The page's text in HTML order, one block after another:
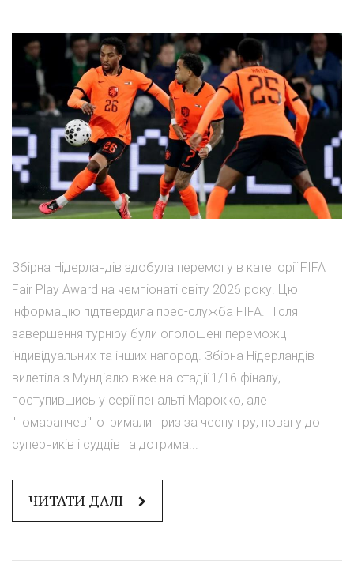
Збірна Нідерландів здобула перемогу в категорії FIFA
Fair Play Award на чемпіонаті світу 2026 року. Цю
інформацію підтвердила прес-служба FIFA. Після
завершення турніру були оголошені переможці
індивідуальних та інших нагород. Збірна Нідерландів
вилетіла з Мундіалю вже на стадії 1/16 фіналу,
поступившись у серії пенальті Марокко, але
"помаранчеві" отримали приз за чесну гру, повагу до
суперників і суддів та дотрима...
ЧИТАТИ ДАЛІ